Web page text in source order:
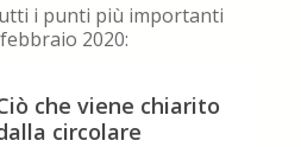
i punti più importanti
2020:
che viene chiarito
circolare